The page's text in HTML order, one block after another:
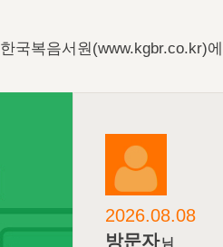
한국복음서원(www.kgbr.co.kr)
2026.08.08
방문자님